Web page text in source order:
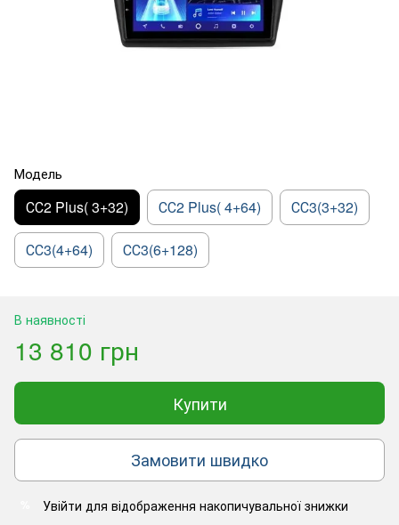
Модель
СС2 Plus( 3+32) СС2 Plus( 4+64) СС3(3+32)
СС3(4+64) СС3(6+128)
В наявності
13 810 грн
Купити
Замовити швидко
Увійти для відображення накопичувальної знижки